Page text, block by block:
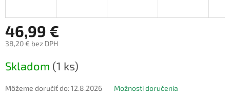
46,99 €
38,20 € bez DPH
cena:
Skladom (1 ks)
Môžeme doručiť do:12.8.2026 Možnosti doručenia